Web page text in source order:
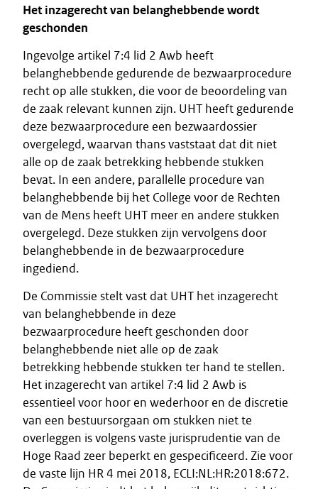
Het inzagerecht van belanghebbende wordt
geschonden
Ingevolge artikel 7:4 lid 2 Awb heeft
belanghebbende gedurende de bezwaarprocedure
recht op alle stukken, die voor de beoordeling van
de zaak relevant kunnen zijn. UHT heeft gedurende
deze bezwaarprocedure een bezwaardossier
overgelegd, waarvan thans vaststaat dat dit niet
alle op de zaak betrekking hebbende stukken
bevat. In een andere, parallelle procedure van
belanghebbende bij het College voor de Rechten
van de Mens heeft UHT meer en andere stukken
overgelegd. Deze stukken zijn vervolgens door
belanghebbende in de bezwaarprocedure
ingediend.
De Commissie stelt vast dat UHT het inzagerecht
van belanghebbende in deze
bezwaarprocedure heeft geschonden door
belanghebbende niet alle op de zaak
betrekking hebbende stukken ter hand te stellen.
Het inzagerecht van artikel 7:4 lid 2 Awb is
essentieel voor hoor en wederhoor en de discretie
van een bestuursorgaan om stukken niet te
overleggen is volgens vaste jurisprudentie van de
Hoge Raad zeer beperkt en gespecificeerd. Zie voor
de vaste lijn HR 4 mei 2018, ECLI:NL:HR:2018:672.